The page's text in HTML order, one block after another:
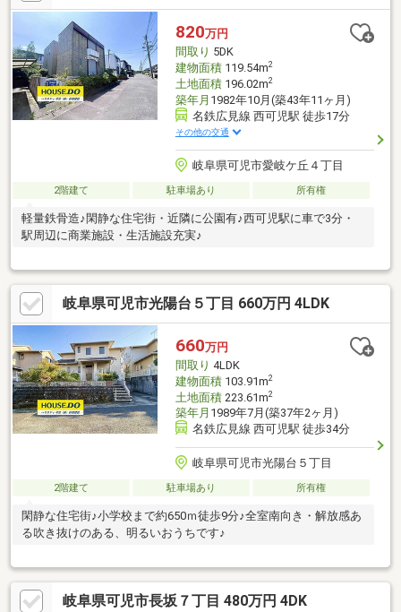
820万円
間取り 5DK
建物面積119.54m2
土地面積196.02m2
築年月 1982年10月(築43年11ヶ月)
名鉄広見線 西可児駅 徒歩17分
その他の交通
岐阜県可児市愛岐ケ丘４丁目
2階建て 駐車場あり 所有権
軽量鉄骨造♪閑静な住宅街・近隣に公園有♪西可児駅に車で3分・
駅周辺に商業施設・生活施設充実♪
岐阜県可児市光陽台５丁目 660万円 4LDK
660万円
間取り 4LDK
建物面積103.91m2
土地面積223.61m2
築年月 1989年7月(築37年2ヶ月)
名鉄広見線 西可児駅 徒歩34分
岐阜県可児市光陽台５丁目
2階建て 駐車場あり 所有権
閑静な住宅街♪小学校まで約650ｍ徒歩9分♪全室南向き・解放感あ
る吹き抜けのある、明るいおうちです♪
岐阜県可児市長坂７丁目 480万円 4DK